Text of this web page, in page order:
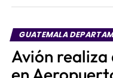
GUATEMALA
Avión